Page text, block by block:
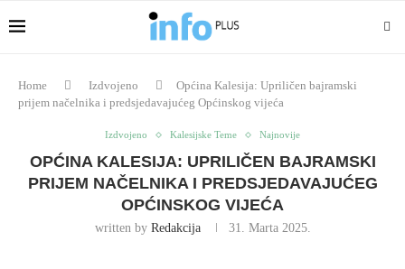
Home Izdvojeno
Općina Kalesija: Upriličen bajramski
prijem načelnika i predsjedavajućeg Općinskog vijeća
Izdvojeno Kalesijske Teme Najnovije
OPĆINA KALESIJA: UPRILIČEN BAJRAMSKI
PRIJEM NAČELNIKA I PREDSJEDAVAJUĆEG
OPĆINSKOG VIJEĆA
written by Redakcija 31. Marta 2025.